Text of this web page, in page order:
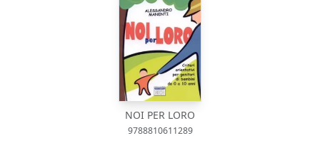
NOI PER LORO
9788810611289